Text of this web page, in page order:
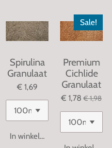
Spirulina
Granulaat
€ 1,69
In winkelwagen
Sale!
Premium
Cichlide
Granulaat
€ 1,78 € 1,98